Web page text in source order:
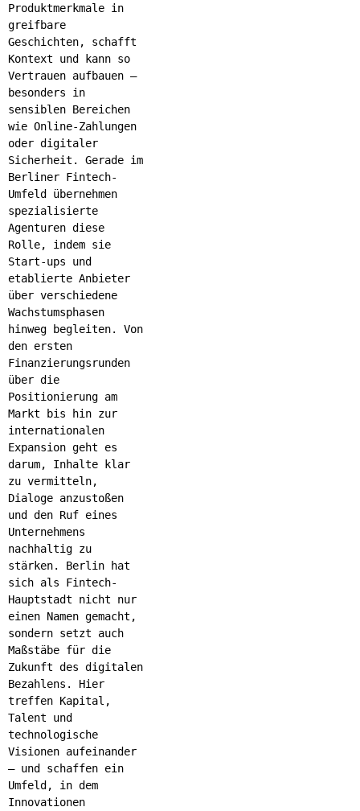
Produktmerkmale in
greifbare
Geschichten, schafft
Kontext und kann so
Vertrauen aufbauen –
besonders in
sensiblen Bereichen
wie Online-Zahlungen
oder digitaler
Sicherheit. Gerade im
Berliner Fintech-
Umfeld übernehmen
spezialisierte
Agenturen diese
Rolle, indem sie
Start-ups und
etablierte Anbieter
über verschiedene
Wachstumsphasen
hinweg begleiten. Von
den ersten
Finanzierungsrunden
über die
Positionierung am
Markt bis hin zur
internationalen
Expansion geht es
darum, Inhalte klar
zu vermitteln,
Dialoge anzustoßen
und den Ruf eines
Unternehmens
nachhaltig zu
stärken. Berlin hat
sich als Fintech-
Hauptstadt nicht nur
einen Namen gemacht,
sondern setzt auch
Maßstäbe für die
Zukunft des digitalen
Bezahlens. Hier
treffen Kapital,
Talent und
technologische
Visionen aufeinander
– und schaffen ein
Umfeld, in dem
Innovationen